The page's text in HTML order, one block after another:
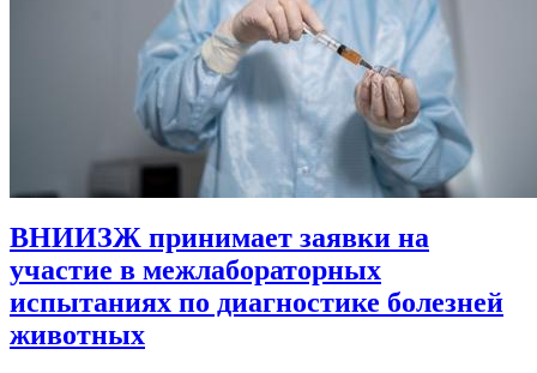
ВНИИЗЖ принимает заявки на
участие в межлабораторных
испытаниях по диагностике болезней
животных